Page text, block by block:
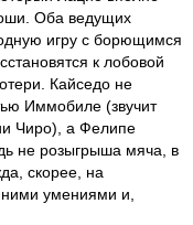
Оба ведущих
игру с борющимся
к лобовой
Кайседо не
Иммобиле (звучит
Чиро), а Фелипе
не розыгрыша мяча, в
скорее, на
умениями и,